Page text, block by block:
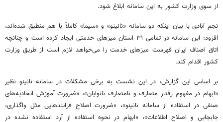
از سوی وزارت کشور به این سامانه ابلاغ شود.
نجم آبادی با بیان اینکه دو سامانه «نانینو» و «سیما» کاملاً با هم منطبق شده‌اند،
افزود: این سامانه در تمامی ۳۱ استان میزهای خدمتی ایجاد کرده است و چنانچه
اتاق اصناف ایران فهرست میزهای خدمت را می‌خواهد لازم است از طریق وزارت
کشور اقدام کند.
بر اساس این گزارش، در این نشست به برخی مشکلات در سامانه نانینو نظیر
«ابهام در مفهوم رفتار متعارف و نامتعارف نانوایان»، «ضرورت آموزش اتحادیه‌های
صنفی در استفاده از سامانه نانینو»، «ضرورت اصلاح فرایندهایی مثل واگذاری،
جابجایی و اصلاح اطلاعات»، «ابهام در نحوه استفاده از آرد استفاده نشده در